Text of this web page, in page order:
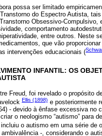
possa ser limitado
do Espectro Autista,
Obsessivo-
comportamento
entre outros. Neste
que vão
intervenções educacionais (
INFANTIL: OS
Freud, foi revelado o propósito
Ellis (1898) e posteriormente
- devido à ênfase excessiva no
o neologismo “autismo” para
incluiu o autismo em uma série de
-, considerando o